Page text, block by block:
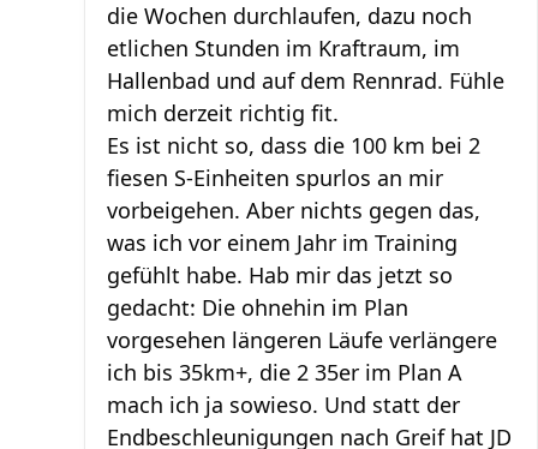
die Wochen durchlaufen, dazu noch
etlichen Stunden im Kraftraum, im
Hallenbad und auf dem Rennrad. Fühle
mich derzeit richtig fit.
Es ist nicht so, dass die 100 km bei 2
fiesen S-Einheiten spurlos an mir
vorbeigehen. Aber nichts gegen das,
was ich vor einem Jahr im Training
gefühlt habe. Hab mir das jetzt so
gedacht: Die ohnehin im Plan
vorgesehen längeren Läufe verlängere
ich bis 35km+, die 2 35er im Plan A
mach ich ja sowieso. Und statt der
Endbeschleunigungen nach Greif hat JD